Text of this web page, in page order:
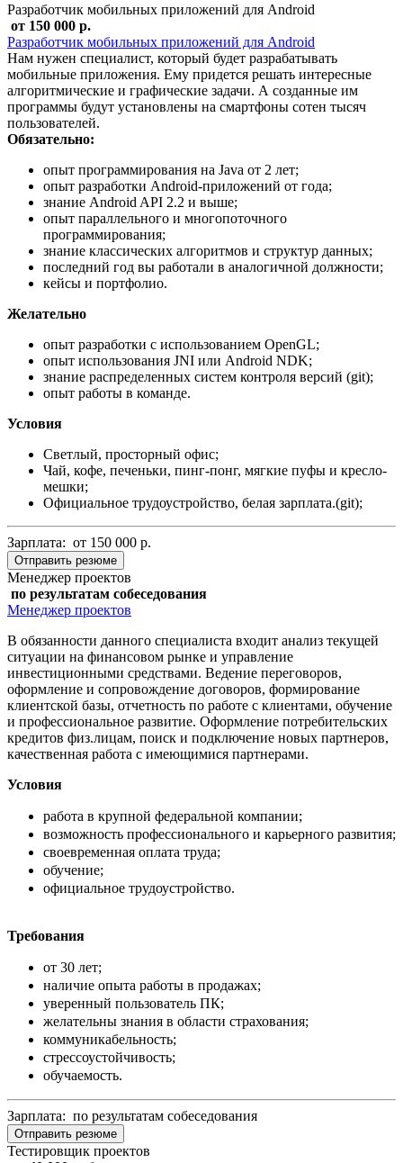
Разработчик мобильных приложений для Android
от 150 000 р.
Разработчик мобильных приложений для Android
Нам нужен специалист, который будет разрабатывать
мобильные приложения. Ему придется решать интересные
алгоритмические и графические задачи. А созданные им
программы будут установлены на смартфоны сотен тысяч
пользователей.
Обязательно:
опыт программирования на Java от 2 лет;
опыт разработки Android-приложений от года;
знание Android API 2.2 и выше;
опыт параллельного и многопоточного
программирования;
знание классических алгоритмов и структур данных;
последний год вы работали в аналогичной должности;
кейсы и портфолио.
Желательно
опыт разработки с использованием OpenGL;
опыт использования JNI или Android NDK;
знание распределенных систем контроля версий (git);
опыт работы в команде.
Условия
Светлый, просторный офис;
Чай, кофе, печеньки, пинг-понг, мягкие пуфы и кресло-
мешки;
Официальное трудоустройство, белая зарплата.(git);
Зарплата: от 150 000 р.
Отправить резюме
Менеджер проектов
по результатам собеседования
Менеджер проектов
В обязанности данного специалиста входит анализ текущей
ситуации на финансовом рынке и управление
инвестиционными средствами. Ведение переговоров,
оформление и сопровождение договоров, формирование
клиентской базы, отчетность по работе с клиентами, обучение
и профессиональное развитие. Оформление потребительских
кредитов физ.лицам, поиск и подключение новых партнеров,
качественная работа с имеющимися партнерами.
Условия
работа в крупной федеральной компании;
возможность профессионального и карьерного развития;
своевременная оплата труда;
обучение;
официальное трудоустройство.
Требования
от 30 лет;
наличие опыта работы в продажах;
уверенный пользователь ПК;
желательны знания в области страхования;
коммуникабельность;
стрессоустойчивость;
обучаемость.
Зарплата: по результатам собеседования
Отправить резюме
Тестировщик проектов